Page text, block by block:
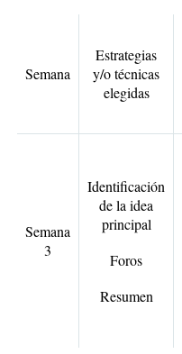
Semana
Estrategias
y/o técnicas
elegidas
Semana
3
Identificación
de la idea
principal
Foros
Resumen